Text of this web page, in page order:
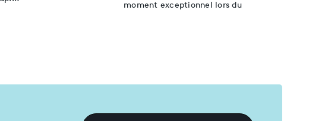
moment exceptionnel lors du
page